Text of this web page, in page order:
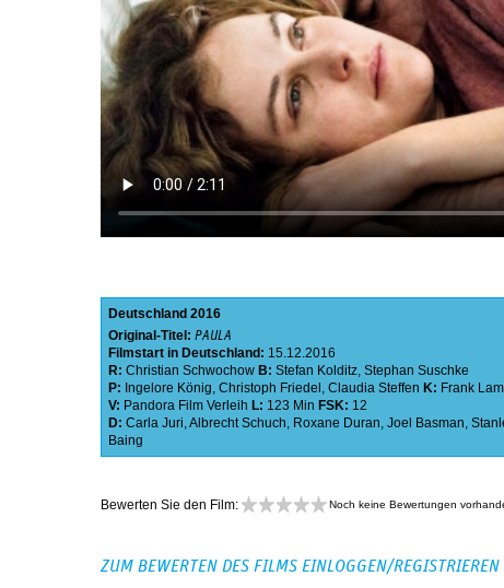
Deutschland 2016
Original-Titel: PAULA
Filmstart in Deutschland: 15.12.2016
R: Christian Schwochow B: Stefan Kolditz, Stephan Suschke
P: Ingelore König, Christoph Friedel , Claudia Steffen K: Frank
V: Pandora Film Verleih L: 123 Min FSK: 12
D: Carla Juri,Albrecht Schuch, Roxane Duran, Joel Basman,
Baing
Bewerten Sie den Film: Noch keine Bewertungen
ZUM BEWERTEN DES FILMS EINLOGGEN/REGISTRIEREN